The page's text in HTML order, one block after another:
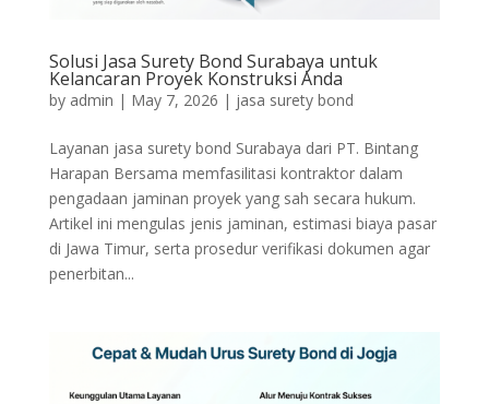
Solusi Jasa Surety Bond Surabaya untuk
Kelancaran Proyek Konstruksi Anda
by admin | May 7, 2026 | jasa surety bond
Layanan jasa surety bond Surabaya dari PT. Bintang
Harapan Bersama memfasilitasi kontraktor dalam
pengadaan jaminan proyek yang sah secara hukum.
Artikel ini mengulas jenis jaminan, estimasi biaya pasar
di Jawa Timur, serta prosedur verifikasi dokumen agar
penerbitan...